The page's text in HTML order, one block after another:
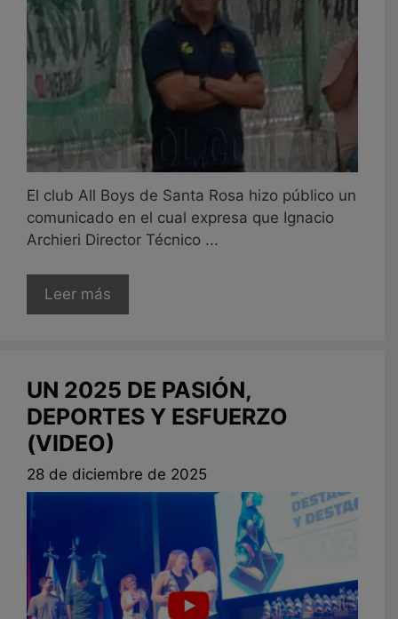
El club All Boys de Santa Rosa hizo público un
comunicado en el cual expresa que Ignacio
Archieri Director Técnico ...
Leer más
UN 2025 DE PASIÓN,
DEPORTES Y ESFUERZO
(VIDEO)
28 de diciembre de 2025